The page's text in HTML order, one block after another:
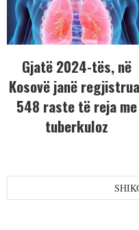
Gjatë 2024-tës, në
Kosovë janë
548 raste të reja me
tuberkuloz